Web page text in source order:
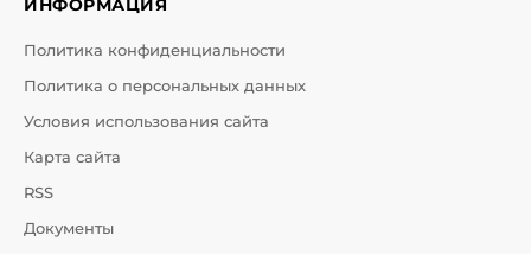
ИНФОРМАЦИЯ
Политика конфиденциальности
Политика о персональных данных
Условия использования сайта
Карта сайта
RSS
Документы